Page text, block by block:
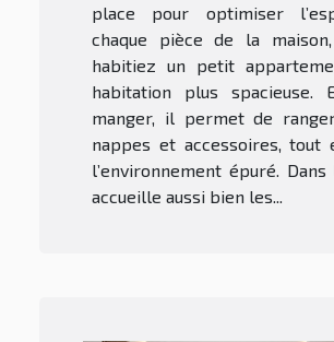
place pour optimiser
chaque pièce de la
habitiez un petit
habitation plus spacieuse.
manger, il permet de
nappes et accessoires, tout
l’environnement épuré.
accueille aussi bien les...